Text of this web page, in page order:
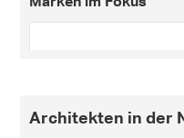
Architekten in der